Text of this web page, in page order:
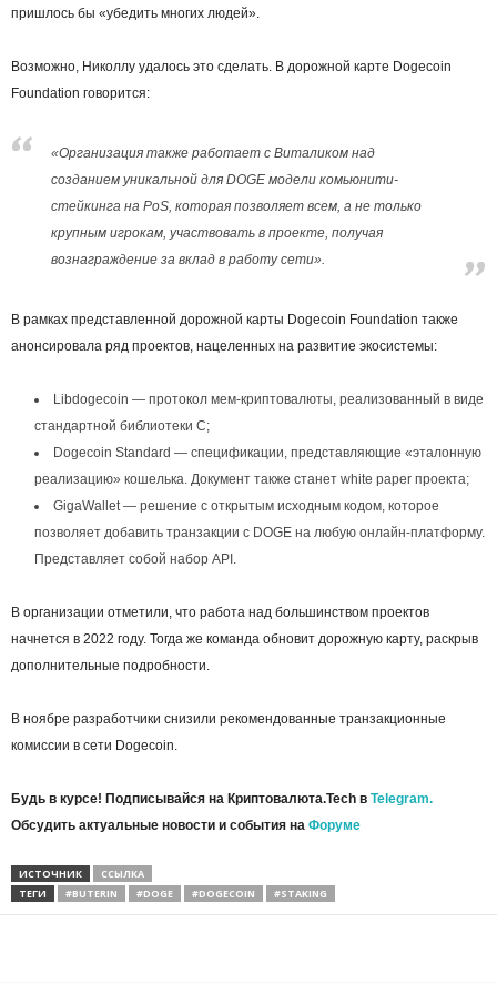
пришлось бы «убедить многих людей».
Возможно, Николлу удалось это сделать. В дорожной карте Dogecoin
Foundation говорится:
«Организация также работает с Виталиком над
созданием уникальной для DOGE модели комьюнити-
стейкинга на PoS, которая позволяет всем, а не только
крупным игрокам, участвовать в проекте, получая
вознаграждение за вклад в работу сети».
В рамках представленной дорожной карты Dogecoin Foundation также
анонсировала ряд проектов, нацеленных на развитие экосистемы:
Libdogecoin — протокол мем-криптовалюты, реализованный в виде
стандартной библиотеки C;
Dogecoin Standard — спецификации, представляющие «эталонную
реализацию» кошелька. Документ также станет white paper проекта;
GigaWallet — решение с открытым исходным кодом, которое
позволяет добавить транзакции с DOGE на любую онлайн-платформу.
Представляет собой набор API.
В организации отметили, что работа над большинством проектов
начнется в 2022 году. Тогда же команда обновит дорожную карту, раскрыв
дополнительные подробности.
В ноябре разработчики снизили рекомендованные транзакционные
комиссии в сети Dogecoin.
Будь в курсе! Подписывайся на Криптовалюта.Tech в Telegram.
Обсудить актуальные новости и события на Форуме
ИСТОЧНИК
ССЫЛКА
ТЕГИ
#BUTERIN #DOGE #DOGECOIN #STAKING